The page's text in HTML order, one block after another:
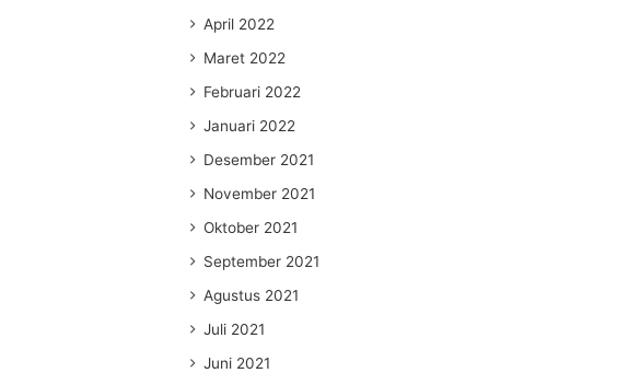
April 2022
Maret 2022
Februari 2022
Januari 2022
Desember 2021
November 2021
Oktober 2021
September 2021
Agustus 2021
Juli 2021
Juni 2021